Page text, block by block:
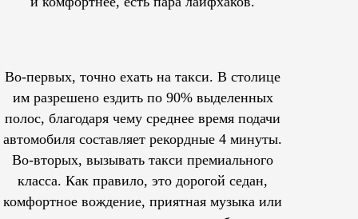
Во-первых, точно ехать на такси. В столице
им разрешеноездить по 90% выделенных
полос, благодаря чему среднее время подачи
автомобиля составляет рекордные 4 минуты.
Во-вторых, вызывать такси премиального
класса. Как правило, это дорогой седан,
комфортное вождение, приятная музыка или